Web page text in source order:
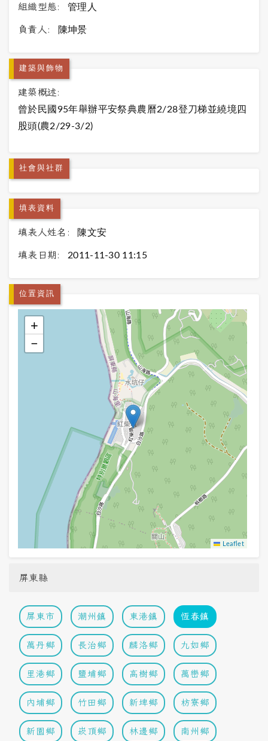
組織型態: 管理人
負責人: 陳坤景
建築與飾物
建築概述:
曾於民國95年舉辦平安祭典農曆2/28登刀梯並繞境四
股頭(農2/29-3/2)
社會與社群
填表資料
填表人姓名: 陳文安
填表日期: 2011-11-30 11:15
位置資訊
+
−
Leaflet
屏東縣
屏東市 潮州鎮 東港鎮 恆春鎮
萬丹鄉 長治鄉 麟洛鄉 九如鄉
里港鄉 鹽埔鄉 高樹鄉 萬巒鄉
內埔鄉 竹田鄉 新埤鄉 枋寮鄉
新園鄉 崁頂鄉 林邊鄉 南州鄉